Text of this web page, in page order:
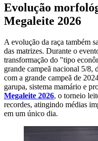
Evolução
Megaleite 2026
A evolução da raça também
das matrizes. Durante o
transformação do "tipo
grande campeã nacional 5/8,
com a grande campeã de
garupa, sistema mamário e
Megaleite 2026, o torneio
recordes, atingindo médias
em um único dia.